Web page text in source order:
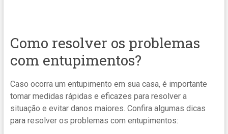
Como resolver os problemas
com entupimentos?
Caso ocorra um entupimento em sua casa, é importante
tomar medidas rápidas e eficazes para resolver a
situação e evitar danos maiores. Confira algumas dicas
para resolver os problemas com entupimentos: